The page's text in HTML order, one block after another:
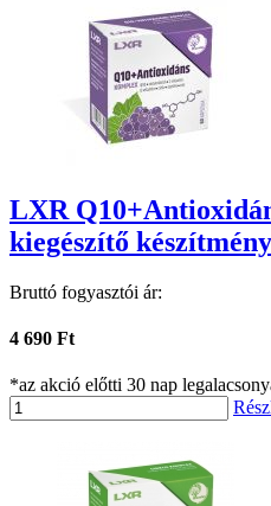
LXR
kiegészítő
Bruttó fogyasztói ár:
4 690 Ft
*az akció előtti 30 nap